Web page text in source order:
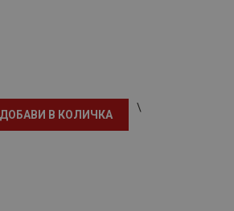
ДОБАВИ В КОЛИЧКА
\